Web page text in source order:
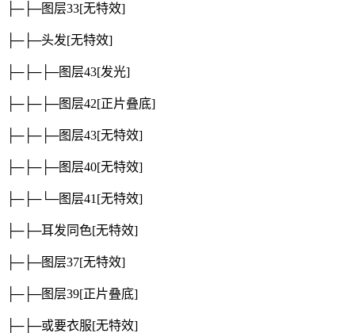
├─├─图层33[无特效]
├─├─头发[无特效]
├─├─├─图层43[发光]
├─├─├─图层42[正片叠底]
├─├─├─图层43[无特效]
├─├─├─图层40[无特效]
├─├─└─图层41 [无特效]
├─├─耳发同色[无特效]
├─├─图层37[无特效]
├─├─图层39[正片叠底]
├─├─或要衣服[无特效]